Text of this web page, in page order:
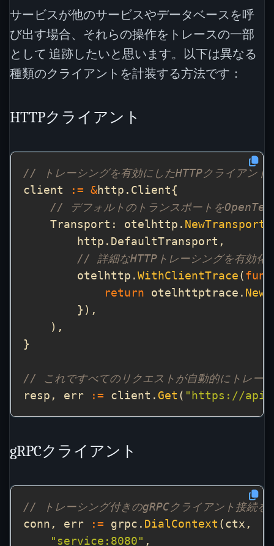
サービスが他のサービスやデータベースを呼
び出す場合、それらの操作をトレースの一部
として 追跡したいと思います。以下は異なる
種類のクライアントを計装する方法です：
HTTPクライアント
// トレーシングを有効にしたHTTPクライアント
client
:= &
// デフォルトのトランスポートを
    Transport: otelhttp.
NewTransport
// 詳細なHTTPトレーシングを有効化
        otelhttp.
WithClientTrace ( func
return otelhttptrace.
// これですべてのリクエストが自動的にトレー
resp, err
:= client. Get ( "https://
gRPCクライアント
// トレーシング付きのgRPCクライアント接続を
conn, err
:= grpc. DialContext
"service:8080"